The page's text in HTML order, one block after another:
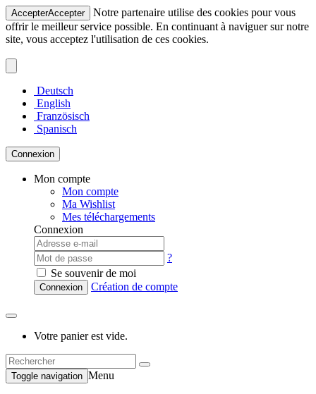
AccepterAccepter
Notre partenaire utilise des cookies pour vous
offrir le meilleur service possible. En continuant à naviguer sur notre
site, vous acceptez l'utilisation de ces cookies.
Deutsch
English
Französisch
Spanisch
Connexion
Mon compte
Mon compte
Ma Wishlist
Mes téléchargements
Connexion
?
Se souvenir de moi
Connexion Création de compte
Votre panier est vide.
Toggle navigation Menu